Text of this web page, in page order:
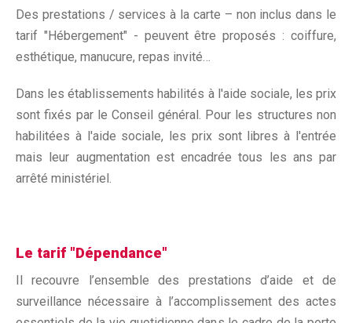
Des prestations / services à la carte – non inclus dans le
tarif "Hébergement" - peuvent être proposés : coiffure,
esthétique, manucure, repas invité…
Dans les établissements habilités à l'aide sociale, les prix
sont fixés par le Conseil général. Pour les structures non
habilitées à l'aide sociale, les prix sont libres à l'entrée
mais leur augmentation est encadrée tous les ans par
arrêté ministériel.
Le tarif "Dépendance"
Il recouvre l’ensemble des prestations d’aide et de
surveillance nécessaire à l’accomplissement des actes